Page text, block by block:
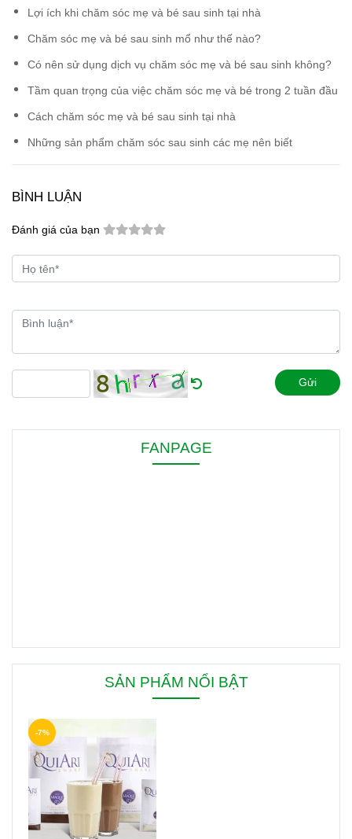
Lợi ích khi chăm sóc mẹ và bé sau sinh tại nhà
Chăm sóc mẹ và bé sau sinh mổ như thế nào?
Có nên sử dụng dịch vụ chăm sóc mẹ và bé sau sinh không?
Tầm quan trọng của việc chăm sóc mẹ và bé trong 2 tuần đầu
Cách chăm sóc mẹ và bé sau sinh tại nhà
Những sản phẩm chăm sóc sau sinh các mẹ nên biết
BÌNH LUẬN
Đánh giá của bạn
Gửi
FANPAGE
SẢN PHẨM NỔI BẬT
-7%